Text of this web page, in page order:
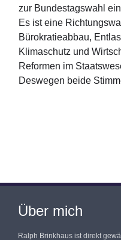
zur Bundestagswahl
Es ist eine
Bürokratieabbau,
Klimaschutz und
Reformen im
Deswegen beide
Über mich
Ralph Brinkhaus ist direkt